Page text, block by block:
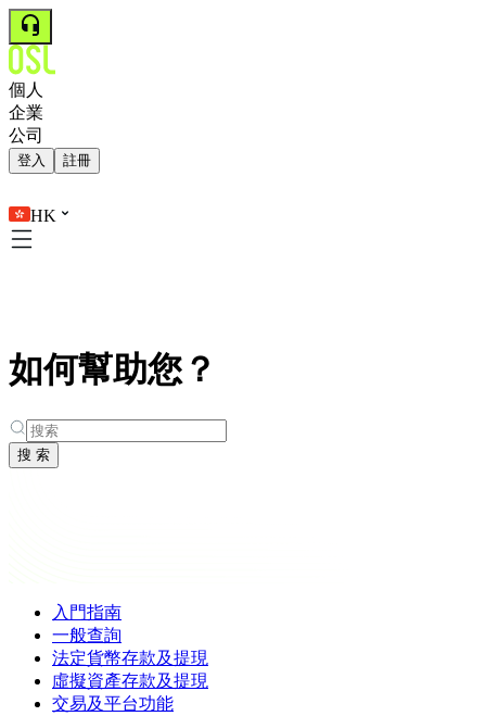
個人
企業
公司
登入 註冊
HK
如何幫助您？
搜 索
入門指南
一般查詢
法定貨幣存款及提現
虛擬資產存款及提現
交易及平台功能